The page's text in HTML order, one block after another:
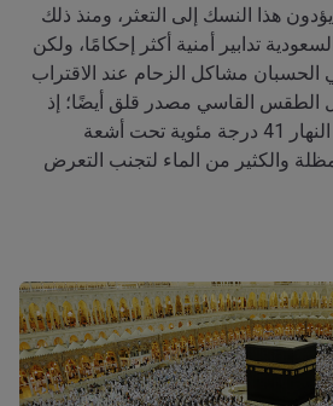
هذا النسك إلى التعثر، ومنذ ذلك
تدابير أمنية أكثر إحكامًا، ولكن
الحسبان مشاكل الزحام عند الاقتراب
الطقس القاسي مصدر قلق أيضًا؛ إذ
تبلغ درجات الحرارة أثناء النهار 41 درجة مئوية تحت أشعة
والكثير من الماء لتجنب التعرض